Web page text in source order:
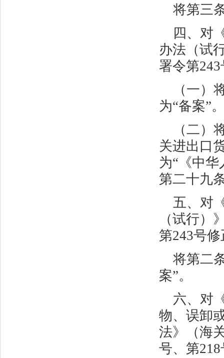
将第三
四、对
办法（试
署令第243
（一）
为“备案”
（二）
关进出口
为“《中
第二十九
五、对
（试行）
第243号修
将第二
案”。
六、对
物、误卸
法》（海
号、第218